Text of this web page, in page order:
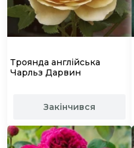
Троянда англійська
Чарльз Дарвин
Закінчився